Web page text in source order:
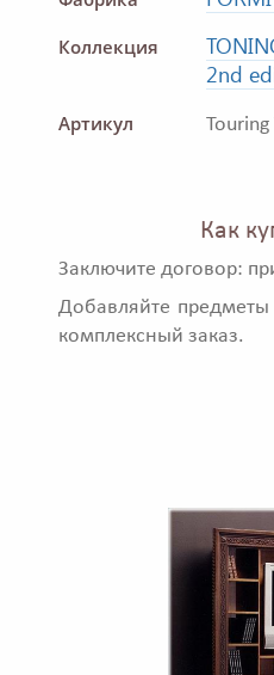
Коллекция
2nd
Артикул Touring
Как
Заключите договор:
Добавляйте предметы
комплексный заказ.